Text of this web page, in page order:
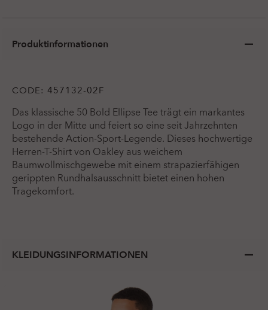
Produktinformationen
CODE: 457132-02F
Das klassische 50 Bold Ellipse Tee trägt ein markantes
Logo in der Mitte und feiert so eine seit Jahrzehnten
bestehende Action-Sport-Legende. Dieses hochwertige
Herren-T-Shirt von Oakley aus weichem
Baumwollmischgewebe mit einem strapazierfähigen
gerippten Rundhalsausschnitt bietet einen hohen
Tragekomfort.
KLEIDUNGSINFORMATIONEN